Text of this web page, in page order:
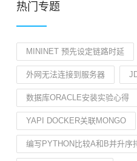
热门专题
MININET 预先设定链路时延
外网无法连接到服务器
数据库ORACLE安装实验心得
YAPI DOCKER关联MONGO
编写PYTHON比较A和B并升序